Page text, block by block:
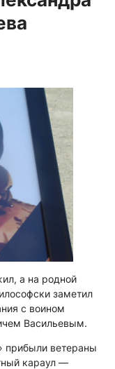
а на родной
заметил
с воином
Васильевым.
прибыли ветераны
караул —